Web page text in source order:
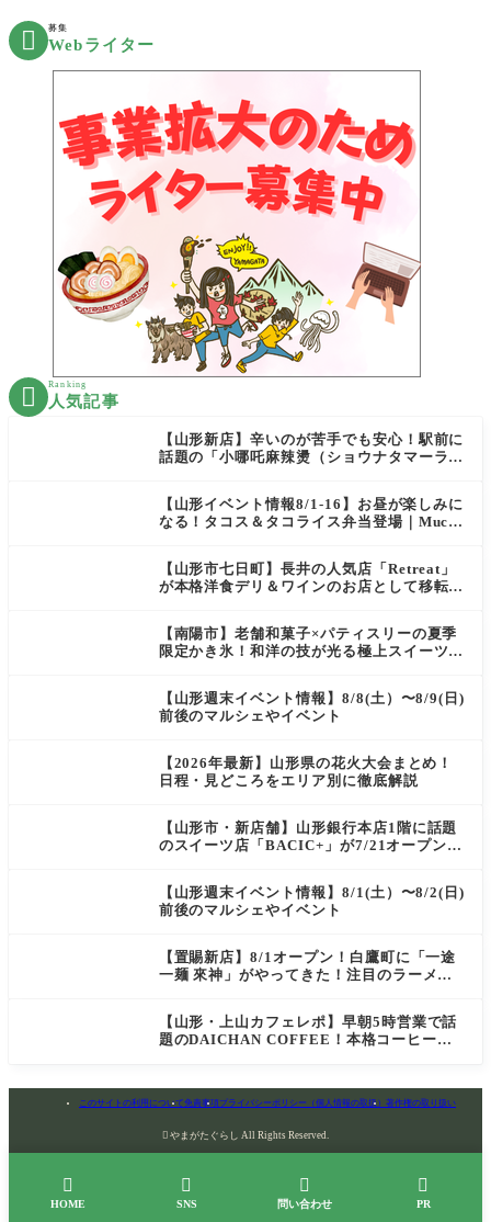
 募集
Webライター
 Ranking
人気記事
【山形新店】辛いのが苦手でも安心！駅前に
話題の「小哪吒麻辣燙（ショウナタマーラー
【山形イベント情報8/1-16】お昼が楽しみに
なる！タコス＆タコライス弁当登場｜Mucha
【山形市七日町】長井の人気店「Retreat」
が本格洋食デリ＆ワインのお店として移転オ
【南陽市】老舗和菓子×パティスリーの夏季
限定かき氷！和洋の技が光る極上スイーツ｜
【山形週末イベント情報】8/8(土）〜8/9(日)
前後のマルシェやイベント
【2026年最新】山形県の花火大会まとめ！
日程・見どころをエリア別に徹底解説
【山形市・新店舗】山形銀行本店1階に話題
のスイーツ店「BACIC+」が7/21オープン！
【山形週末イベント情報】8/1(土）〜8/2(日)
前後のマルシェやイベント
【置賜新店】8/1オープン！白鷹町に「一途
一麺 來神」がやってきた！注目のラーメン
【山形・上山カフェレポ】早朝5時営業で話
題のDAICHAN COFFEE！本格コーヒーを
このサイトの利用について免責事項プライバシーポリシー（個人情報の取扱） 著作権の取り扱い
 やまがたぐらし All Rights Reserved.

HOME

SNS

問い合わせ

PR